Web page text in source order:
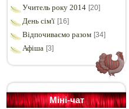
Учитель року 2014 [20]
День сім'ї [16]
Відпочиваємо разом [34]
Афіша [3]
Міні-чат